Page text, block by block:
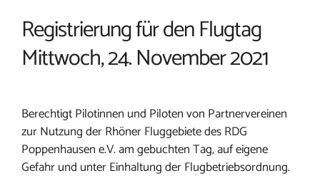
Registrierung für den Flugtag
Mittwoch, 24. November 2021
Berechtigt Pilotinnen und Piloten von Partnervereinen
zur Nutzung der Rhöner Fluggebiete des RDG
Poppenhausen e.V. am gebuchten Tag, auf eigene
Gefahr und unter Einhaltung der Flugbetriebsordnung.